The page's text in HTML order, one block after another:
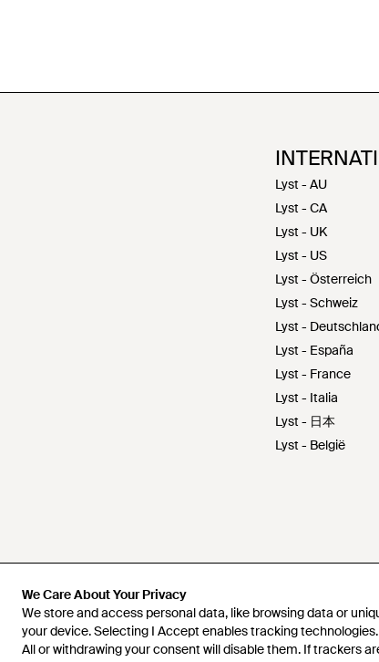
We Care About Your Privacy
We store and access personal data, like browsing data or
your device. Selecting I Accept enables tracking
All or withdrawing your consent will disable them. If trackers
Lyst - AU
Lyst - CA
Lyst - UK
Lyst - US
Lyst - Österreich
Lyst - Schweiz
Lyst -
Lyst - España
Lyst - France
Lyst - Italia
Lyst - 日本
Lyst - België